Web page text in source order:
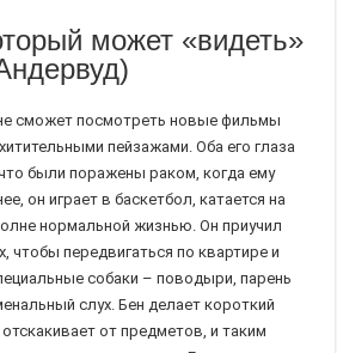
может «видеть»
сможет посмотреть новые фильмы
пейзажами. Оба его глаза
были поражены раком, когда ему
он играет в баскетбол, катается на
нормальной жизнью. Он приучил
чтобы передвигаться по квартире и
собаки – поводыри, парень
слух. Бен делает короткий
от предметов, и таким